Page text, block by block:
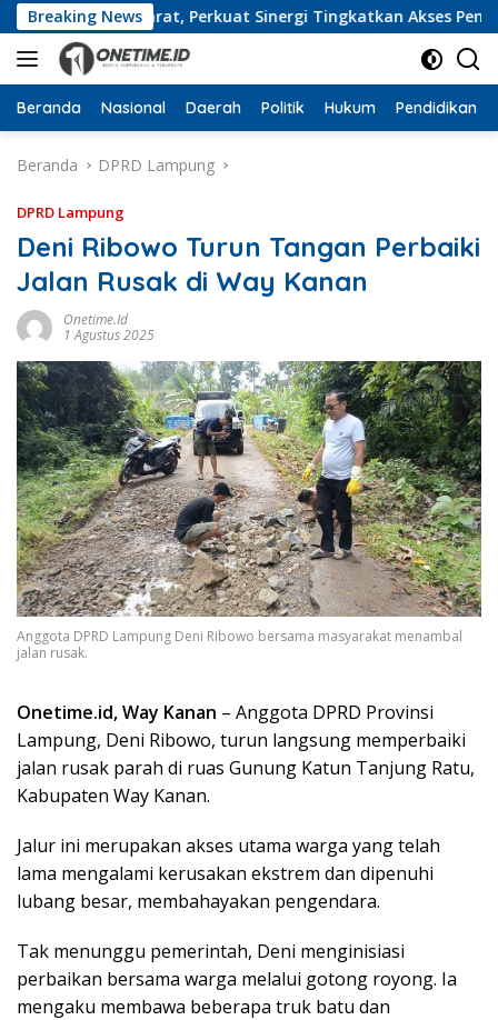
Langsung
ke
konten
Breaking NewsBarat, Perkuat Sinergi Tingkatkan Akses Pendidikan
Beranda Nasional Daerah Politik Hukum Pendidikan
Beranda DPRD Lampung
DPRD Lampung
Deni Ribowo Turun Tangan Perbaiki
Jalan Rusak di Way Kanan
Onetime.id
1 Agustus 2025
Anggota DPRD Lampung Deni Ribowo bersama masyarakat menambal
jalan rusak.
Onetime.id, Way Kanan – Anggota DPRD Provinsi
Lampung, Deni Ribowo, turun langsung memperbaiki
jalan rusak parah di ruas Gunung Katun Tanjung Ratu,
Kabupaten Way Kanan.
Jalur ini merupakan akses utama warga yang telah
lama mengalami kerusakan ekstrem dan dipenuhi
lubang besar, membahayakan pengendara.
Tak menunggu pemerintah, Deni menginisiasi
perbaikan bersama warga melalui gotong royong. Ia
mengaku membawa beberapa truk batu dan